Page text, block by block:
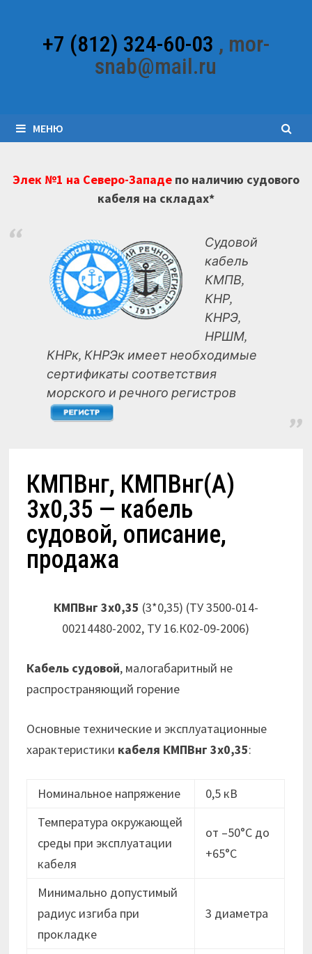
содержимому+7 (812) 324-60-03 , mor-
snab@mail.ru
МЕНЮ
Элек №1 на Северо-Западепо наличию судового
кабеля на складах*
Судовой
кабель
КМПВ,
КНР,
КНРЭ,
НРШМ,
КНРк, КНРЭк имеет необходимые
сертификаты соответствия
морского и речного регистров
КМПВнг, КМПВнг(А)
3х0,35 — кабель
судовой, описание,
продажа
КМПВнг 3х0,35 (3*0,35) (ТУ 3500-014-
00214480-2002, ТУ 16.К02-09-2006)
Кабель судовой, малогабаритный не
распространяющий горение
Основные технические и эксплуатационные
характеристики кабеля КМПВнг 3х0,35:
Номинальное напряжение
0,5 кВ
Температура окружающей
среды при эксплуатации
кабеля
от –50°C до
+65°C
Минимально допустимый
радиус изгиба при
прокладке
3 диаметра